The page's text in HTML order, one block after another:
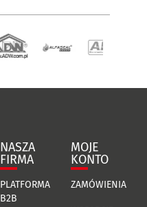
NASZA
FIRMA
PLATFORMA
B2B
MOJE
KONTO
ZAMÓWIENIA